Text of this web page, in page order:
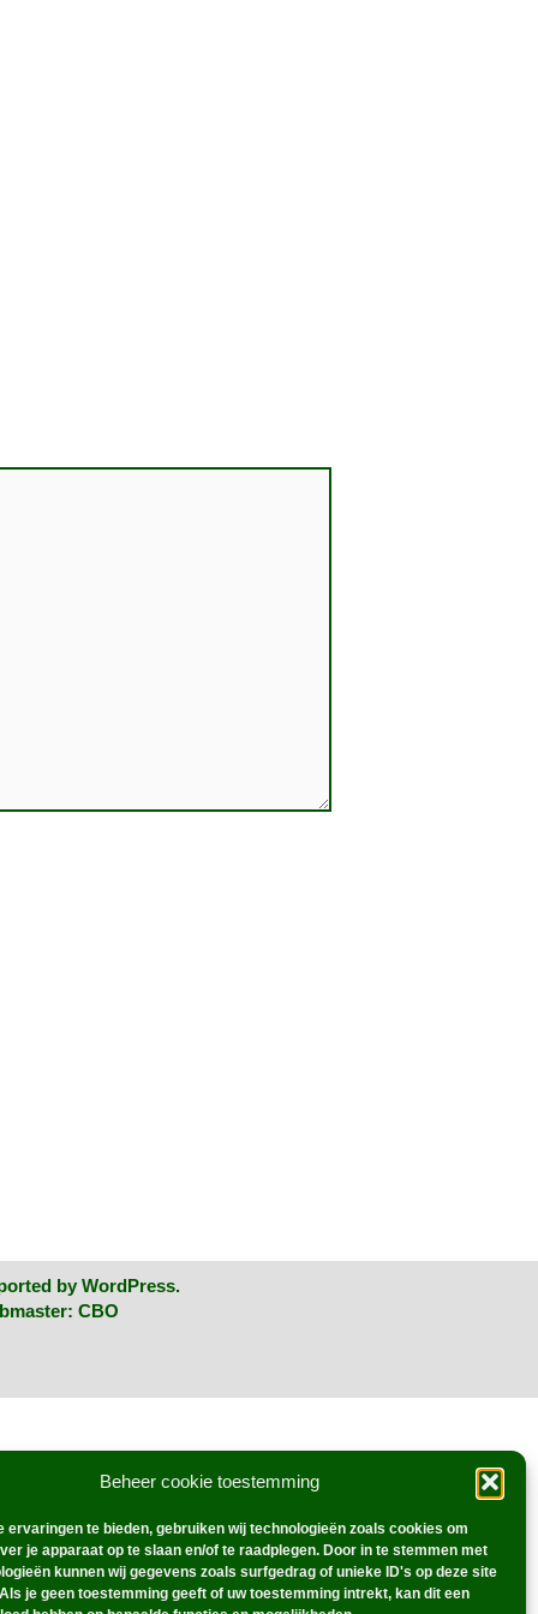
Beheer cookie toestemming
ervaringen te bieden, gebruiken wij technologieën zoals cookies om
je apparaat op te slaan en/of te raadplegen. Door in te stemmen met
kunnen wij gegevens zoals surfgedrag of unieke ID's op deze site
je geen toestemming geeft of uw toestemming intrekt, kan dit een
by WordPress.
CBO